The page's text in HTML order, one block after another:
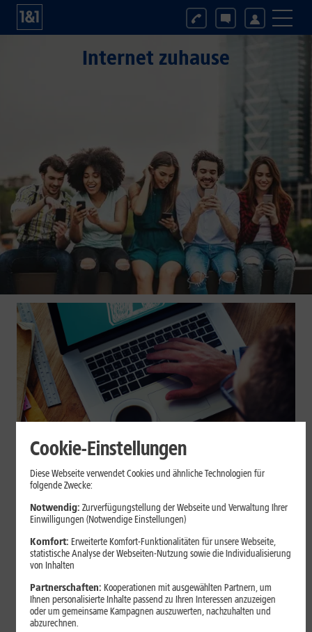
Internet zuhause
Internet zuhause
Browser-Erweiterungen sicher
nutzen: So erkennst Du
vertrauenswürdige Add-ons
Browser-Erweiterungen können praktisch sein, greifen aber je
nach Berechtigung tief in Deine Browserdaten ein. Der Beitrag
zeigt Dir, wie Du Add-ons vor der Installation prüfst und riskante
Erweiterungen erkennst.
Cookie-Einstellungen
Diese Webseite verwendet Cookies und ähnliche Technologien für
folgende Zwecke:
Notwendig: Zurverfügungstellung der Webseite und Verwaltung Ihrer
Einwilligungen (Notwendige Einstellungen)
Komfort: Erweiterte Komfort-Funktionalitäten für unsere Webseite,
statistische Analyse der Webseiten-Nutzung sowie die Individualisierung
von Inhalten
Partnerschaften: Kooperationen mit ausgewählten Partnern, um
Ihnen personalisierte Inhalte passend zu Ihren Interessen anzuzeigen
oder um gemeinsame Kampagnen auszuwerten, nachzuhalten und
abzurechnen.